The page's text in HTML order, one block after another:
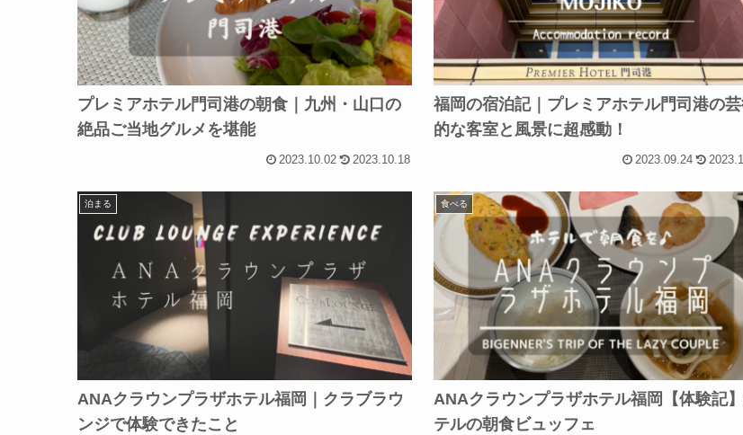
プレミアホテル門司港の朝食｜九州・山口の
絶品ご当地グルメを堪能
2023.10.02 2023.10.18
福岡の宿泊記｜プレミアホテル門司港の
的な客室と風景に超感動！
2023.09.24
泊まる
ANAクラウンプラザホテル福岡｜クラブラウ
ンジで体験できたこと
食べる
ANAクラウンプラザホテル福岡【体験記
テルの朝食ビュッフェ